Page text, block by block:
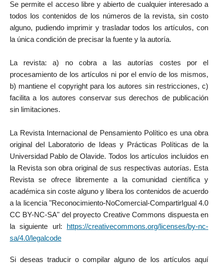
Se permite el acceso libre y abierto de cualquier interesado a
todos los contenidos de los números de la revista, sin costo
alguno, pudiendo imprimir y trasladar todos los artículos, con
la única condición de precisar la fuente y la autoría.
La revista: a) no cobra a las autorías costes por el
procesamiento de los artículos ni por el envío de los mismos,
b) mantiene el copyright para los autores sin restricciones, c)
facilita a los autores conservar sus derechos de publicación
sin limitaciones.
La Revista Internacional de Pensamiento Político es una obra
original del Laboratorio de Ideas y Prácticas Políticas de la
Universidad Pablo de Olavide. Todos los artículos incluidos en
la Revista son obra original de sus respectivas autorías. Esta
Revista se ofrece libremente a la comunidad científica y
académica sin coste alguno y libera los contenidos de acuerdo
a la licencia "Reconocimiento-NoComercial-CompartirIgual 4.0
CC BY-NC-SA" del proyecto Creative Commons dispuesta en
la siguiente url:
https://creativecommons.org/licenses/by-nc-
sa/4.0/legalcode
Si deseas traducir o compilar alguno de los artículos aquí